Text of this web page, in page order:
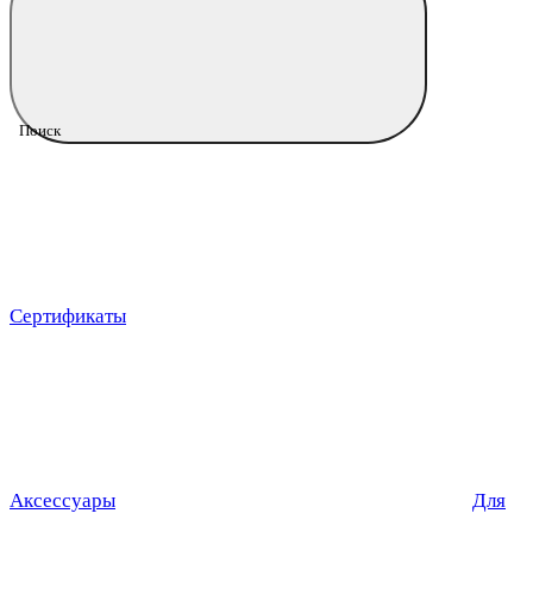
Поиск
Сертификаты
Аксессуары Для